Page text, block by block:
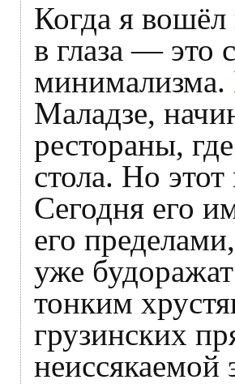
Когда я вошёл
в глаза — это
минимализма.
Маладзе,
рестораны,
стола. Но этот
Сегодня его
его
уже
тонким
грузинских
неиссякаемой